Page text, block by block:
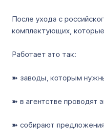
После ухода с
комплектующих,
Работает это так:
➽ заводы, которым
➽ в агентстве проводят
➽ собирают